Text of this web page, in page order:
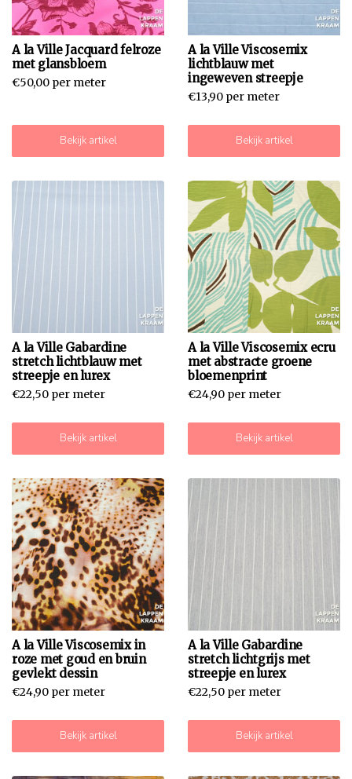
A la Ville Jacquard felroze
met glansbloem
€50,00 per meter
Bekijk artikel
A la Ville Viscosemix
lichtblauw met
ingeweven streepje
€13,90 per meter
Bekijk artikel
A la Ville Gabardine
stretch lichtblauw met
streepje en lurex
€22,50 per meter
Bekijk artikel
A la Ville Viscosemix ecru
met abstracte groene
bloemenprint
€24,90 per meter
Bekijk artikel
A la Ville Viscosemix in
roze met goud en bruin
gevlekt dessin
€24,90 per meter
Bekijk artikel
A la Ville Gabardine
stretch lichtgrijs met
streepje en lurex
€22,50 per meter
Bekijk artikel